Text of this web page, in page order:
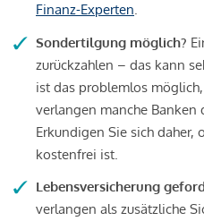
Finanz-Experten.
Sondertilgung möglich?
zurückzahlen – das kann
ist das problemlos
verlangen manche Banken
Erkundigen Sie sich daher,
kostenfrei ist.
Lebensversicherung
verlangen als zusätzliche